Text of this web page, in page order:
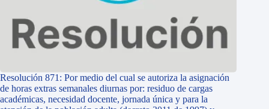
Resolución 871: Por medio del cual se autoriza la asignación
de horas extras semanales diurnas por: residuo de cargas
académicas, necesidad docente, jornada única y para la